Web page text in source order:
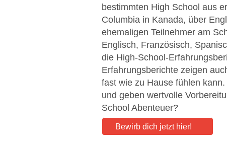
bestimmten High School aus
Columbia in Kanada, über
ehemaligen Teilnehmer am
Englisch, Französisch,
die High-School-
Erfahrungsberichte zeigen
fast wie zu Hause fühlen
und geben wertvolle
School Abenteuer?
Bewirb dich jetzt hier!